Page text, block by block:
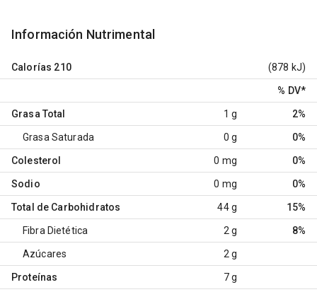
Información Nutrimental
Calorías 210 (878 kJ)
% DV*
Grasa Total 1 g 2%
Grasa Saturada 0 g 0%
Colesterol 0 mg 0%
Sodio 0 mg 0%
Total de Carbohidratos 44 g 15%
Fibra Dietética 2 g 8%
Azúcares 2 g
Proteínas 7 g